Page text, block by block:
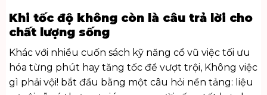
Khi tốc độ không còn là câu trả lời cho
chất lượng sống
Khác với nhiều cuốn sách kỹ năng cổ vũ việc tối ưu
hóa từng phút hay tăng tốc để vượt trội, Không việc
gì phải vội! bắt đầu bằng một câu hỏi nền tảng: liệu